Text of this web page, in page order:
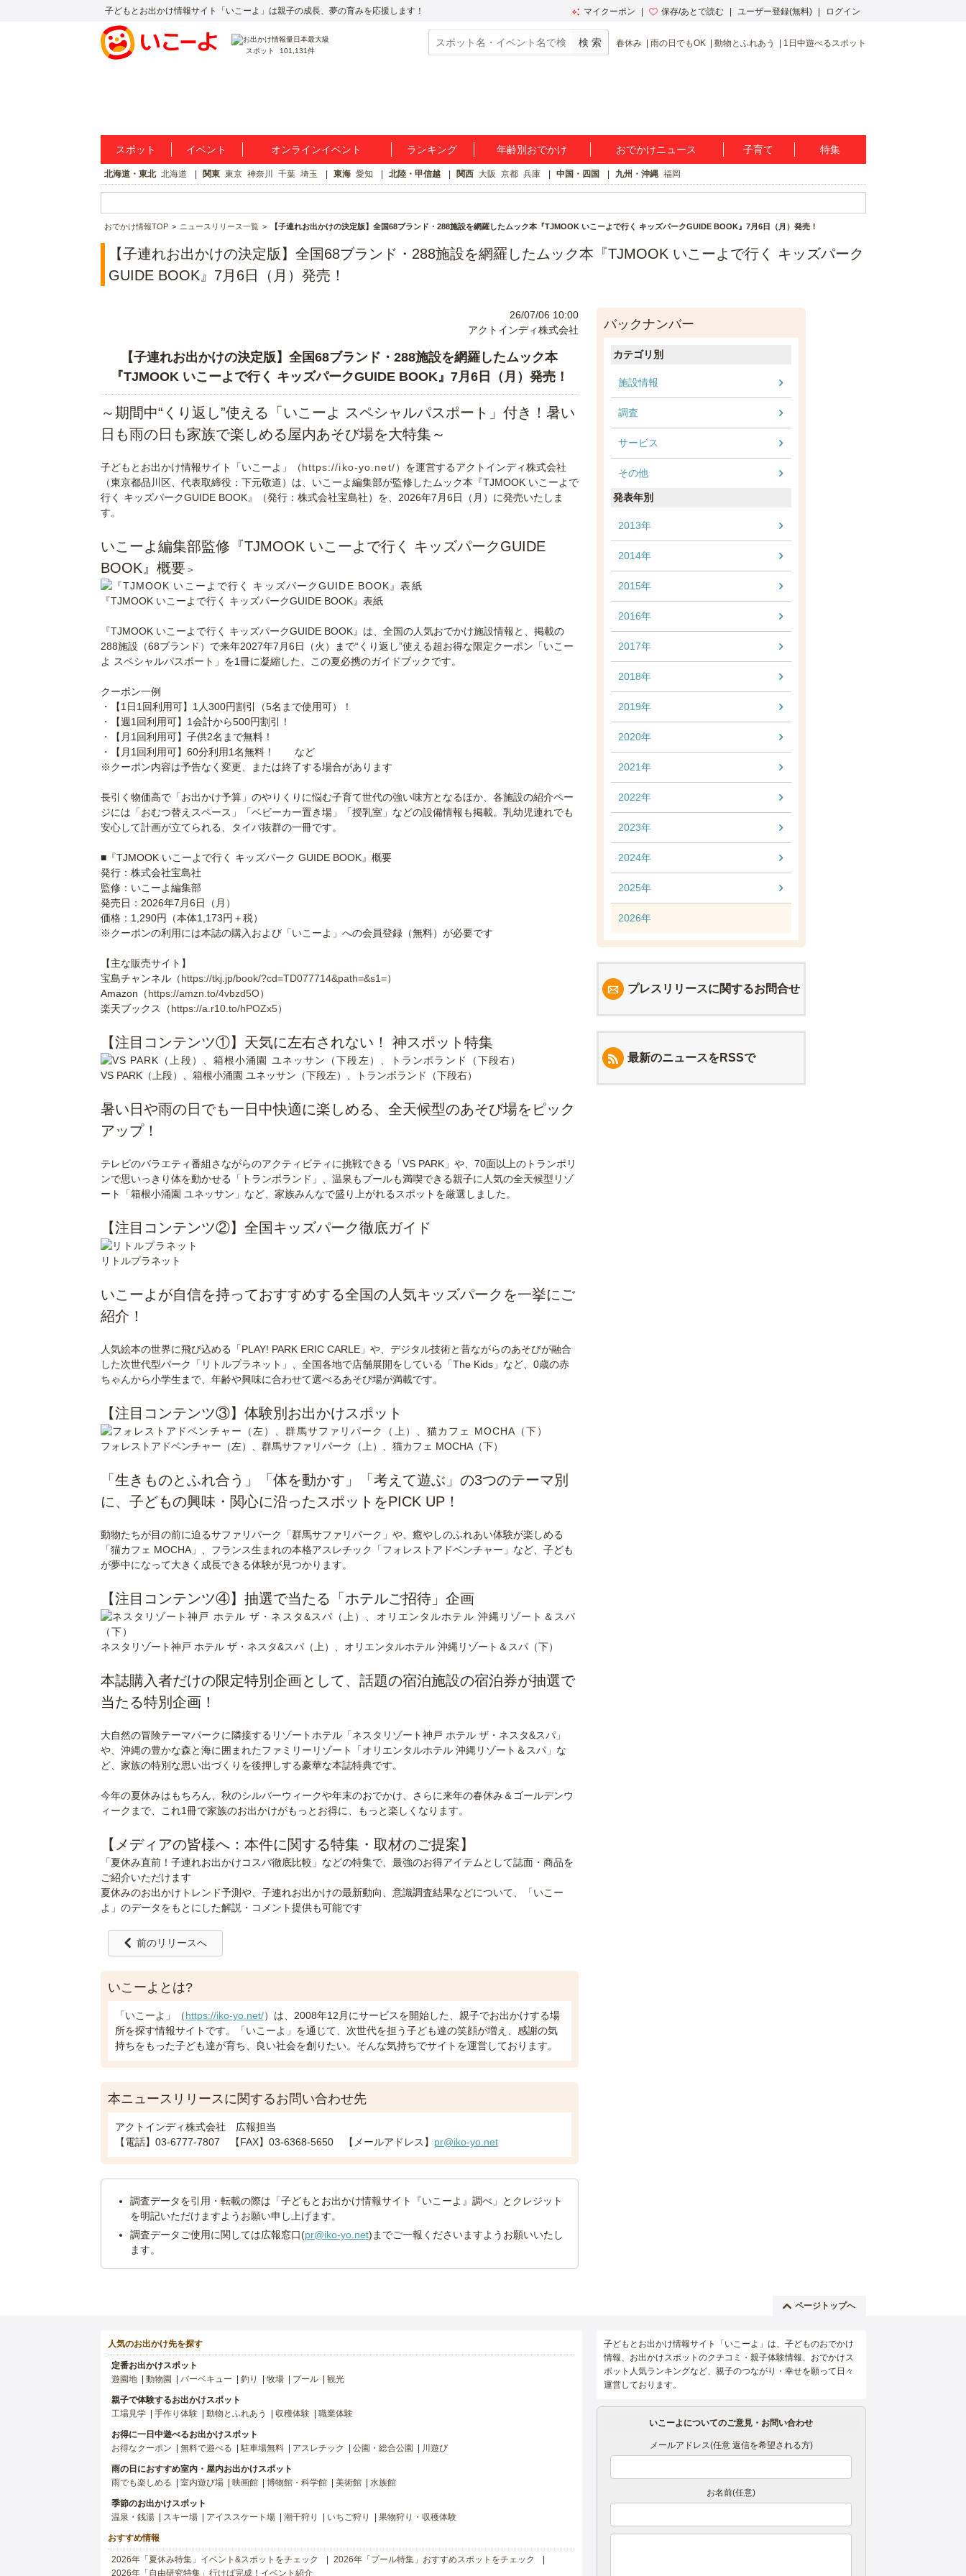
子どもとお出かけ情報サイト「いこーよ」は親子の成長、夢の育みを応援します！ マイクーポン 保存/あとで読む ユーザー登録(無料) ログイン
スポット 101,131件
春休み 雨の日でもOK 動物とふれあう 1日中遊べるスポット
スポット イベント オンラインイベント ランキング 年齢別おでかけ おでかけニュース 子育て 特集
北海道・東北 北海道 関東 東京 神奈川 千葉 埼玉 東海 愛知 北陸・甲信越 関西 大阪 京都 兵庫 中国・四国 九州・沖縄 福岡
おでかけ情報TOP ニュースリリース一覧 【子連れお出かけの決定版】全国68ブランド・288施設を網羅したムック本『TJMOOK いこーよで行く キッズパークGUIDE BOOK』7月6日（月）発売！
【子連れお出かけの決定版】全国68ブランド・288施設を網羅したムック本『TJMOOK いこーよで行く キッズパーク
GUIDE BOOK』7月6日（月）発売！
26/07/06 10:00
アクトインディ株式会社
【子連れお出かけの決定版】全国68ブランド・288施設を網羅したムック本
『TJMOOK いこーよで行く キッズパークGUIDE BOOK』7月6日（月）発売！
～期間中“くり返し”使える「いこーよ スペシャルパスポート」付き！暑い
日も雨の日も家族で楽しめる屋内あそび場を大特集～
子どもとお出かけ情報サイト「いこーよ」（https://iko-yo.net/）を運営するアクトインディ株式会社
（東京都品川区、代表取締役：下元敬道）は、いこーよ編集部が監修したムック本『TJMOOK いこーよで
行く キッズパークGUIDE BOOK』（発行：株式会社宝島社）を、2026年7月6日（月）に発売いたしま
す。
いこーよ編集部監修『TJMOOK いこーよで行く キッズパークGUIDE
BOOK』概要＞
『TJMOOK いこーよで行く キッズパークGUIDE BOOK』表紙
『TJMOOK いこーよで行く キッズパークGUIDE BOOK』は、全国の人気おでかけ施設情報と、掲載の
288施設（68ブランド）で来年2027年7月6日（火）まで“くり返し”使える超お得な限定クーポン「いこー
よ スペシャルパスポート」を1冊に凝縮した、この夏必携のガイドブックです。
クーポン一例
・【1日1回利用可】1人300円割引（5名まで使用可）！
・【週1回利用可】1会計から500円割引！
・【月1回利用可】子供2名まで無料！
・【月1回利用可】60分利用1名無料！ など
※クーポン内容は予告なく変更、または終了する場合があります
長引く物価高で「お出かけ予算」のやりくりに悩む子育て世代の強い味方となるほか、各施設の紹介ペー
ジには「おむつ替えスペース」「ベビーカー置き場」「授乳室」などの設備情報も掲載。乳幼児連れでも
安心して計画が立てられる、タイパ抜群の一冊です。
■『TJMOOK いこーよで行く キッズパーク GUIDE BOOK』概要
発行：株式会社宝島社
監修：いこーよ編集部
発売日：2026年7月6日（月）
価格：1,290円（本体1,173円＋税）
※クーポンの利用には本誌の購入および「いこーよ」への会員登録（無料）が必要です
【主な販売サイト】
宝島チャンネル（https://tkj.jp/book/?cd=TD077714&path=&s1=）
Amazon（https://amzn.to/4vbzd5O）
楽天ブックス（https://a.r10.to/hPOZx5）
【注目コンテンツ①】天気に左右されない！ 神スポット特集
VS PARK（上段）、箱根小涌園 ユネッサン（下段左）、トランポランド（下段右）
暑い日や雨の日でも一日中快適に楽しめる、全天候型のあそび場をピック
アップ！
テレビのバラエティ番組さながらのアクティビティに挑戦できる「VS PARK」や、70面以上のトランポリ
ンで思いっきり体を動かせる「トランポランド」、温泉もプールも満喫できる親子に人気の全天候型リゾ
ート「箱根小涌園 ユネッサン」など、家族みんなで盛り上がれるスポットを厳選しました。
【注目コンテンツ②】全国キッズパーク徹底ガイド
リトルプラネット
いこーよが自信を持っておすすめする全国の人気キッズパークを一挙にご
紹介！
人気絵本の世界に飛び込める「PLAY! PARK ERIC CARLE」や、デジタル技術と昔ながらのあそびが融合
した次世代型パーク「リトルプラネット」、全国各地で店舗展開をしている「The Kids」など、0歳の赤
ちゃんから小学生まで、年齢や興味に合わせて選べるあそび場が満載です。
【注目コンテンツ③】体験別お出かけスポット
フォレストアドベンチャー（左）、群馬サファリパーク（上）、猫カフェ MOCHA（下）
「生きものとふれ合う」「体を動かす」「考えて遊ぶ」の3つのテーマ別
に、子どもの興味・関心に沿ったスポットをPICK UP！
動物たちが目の前に迫るサファリパーク「群馬サファリパーク」や、癒やしのふれあい体験が楽しめる
「猫カフェ MOCHA」、フランス生まれの本格アスレチック「フォレストアドベンチャー」など、子ども
が夢中になって大きく成長できる体験が見つかります。
【注目コンテンツ④】抽選で当たる「ホテルご招待」企画
ネスタリゾート神戸 ホテル ザ・ネスタ&スパ（上）、オリエンタルホテル 沖縄リゾート＆スパ（下）
本誌購入者だけの限定特別企画として、話題の宿泊施設の宿泊券が抽選で
当たる特別企画！
大自然の冒険テーマパークに隣接するリゾートホテル「ネスタリゾート神戸 ホテル ザ・ネスタ&スパ」
や、沖縄の豊かな森と海に囲まれたファミリーリゾート「オリエンタルホテル 沖縄リゾート＆スパ」な
ど、家族の特別な思い出づくりを後押しする豪華な本誌特典です。
今年の夏休みはもちろん、秋のシルバーウィークや年末のおでかけ、さらに来年の春休み＆ゴールデンウ
ィークまで、これ1冊で家族のお出かけがもっとお得に、もっと楽しくなります。
【メディアの皆様へ：本件に関する特集・取材のご提案】
「夏休み直前！子連れお出かけコスパ徹底比較」などの特集で、最強のお得アイテムとして誌面・商品を
ご紹介いただけます
夏休みのお出かけトレンド予測や、子連れお出かけの最新動向、意識調査結果などについて、「いこー
よ」のデータをもとにした解説・コメント提供も可能です
前のリリースへ
いこーよとは?
「いこーよ」（https://iko-yo.net/）は、2008年12月にサービスを開始した、親子でお出かけする場
所を探す情報サイトです。「いこーよ」を通じて、次世代を担う子ども達の笑顔が増え、感謝の気
持ちをもった子ども達が育ち、良い社会を創りたい。そんな気持ちでサイトを運営しております。
本ニュースリリースに関するお問い合わせ先
アクトインディ株式会社 広報担当
【電話】03-6777-7807 【FAX】03-6368-5650 【メールアドレス】 pr@iko-yo.net
調査データを引用・転載の際は「子どもとお出かけ情報サイト『いこーよ』調べ」とクレジット
を明記いただけますようお願い申し上げます。
調査データご使用に関しては広報窓口(pr@iko-yo.net)までご一報くださいますようお願いいたし
ます。
バックナンバー
カテゴリ別
施設情報
調査
サービス
その他
発表年別
2013年
2014年
2015年
2016年
2017年
2018年
2019年
2020年
2021年
2022年
2023年
2024年
2025年
2026年
プレスリリースに関するお問合せ
最新のニュースをRSSで
ページトップへ
人気のお出かけ先を探す
定番お出かけスポット
遊園地
動物園 バーベキュー 釣り 牧場 プール 観光
親子で体験するお出かけスポット
工場見学
手作り体験 動物とふれあう 収穫体験 職業体験
お得に一日中遊べるお出かけスポット
お得なクーポン
無料で遊べる 駐車場無料 アスレチック 公園・総合公園 川遊び
雨の日におすすめ室内・屋内お出かけスポット
雨でも楽しめる
室内遊び場 映画館 博物館・科学館 美術館 水族館
季節のお出かけスポット
温泉・銭湯
スキー場 アイススケート場 潮干狩り いちご狩り 果物狩り・収穫体験
おすすめ情報
2026年「夏休み特集」イベント&スポットをチェック
2026年「プール特集」おすすめスポットをチェック
2026年「自由研究特集」行けば完成！イベント紹介
子どもとお出かけ情報サイト「いこーよ」は、子どものおでかけ
情報、お出かけスポットのクチコミ・親子体験情報、おでかけス
ポット人気ランキングなど、親子のつながり・幸せを願って日々
運営しております。
いこーよについてのご意見・お問い合わせ
メールアドレス(任意 返信を希望される方)
お名前(任意)